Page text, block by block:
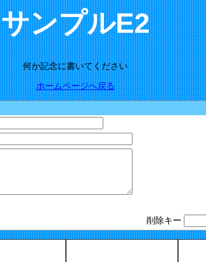
サンプルE2
何か記念に書いてください
ホームページへ戻る
削除キー